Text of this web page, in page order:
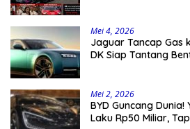
Mei 4, 2026
Jaguar Tancap Gas
DK Siap Tantang
Mei 2, 2026
BYD Guncang
Laku Rp50 Miliar,